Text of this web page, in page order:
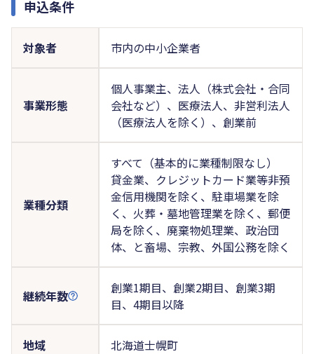
申込条件
対象者 市内の中小企業者
事業形態
個人事業主、法人（株式会社・合同
会社など）、医療法人、非営利法人
（医療法人を除く）、創業前
業種分類
すべて（基本的に業種制限なし）
貸金業、クレジットカード業等非預
金信用機関を除く、駐車場業を除
く、火葬・墓地管理業を除く、郵便
局を除く、廃棄物処理業、政治団
体、と畜場、宗教、外国公務を除く
継続年数
創業1期目、創業2期目、創業3期
目、4期目以降
地域 北海道士幌町